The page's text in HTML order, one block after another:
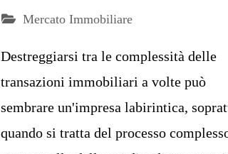
Mercato Immobiliare
Destreggiarsi tra le complessità delle
transazioni immobiliari a volte può
sembrare un'impresa labirintica,
quando si tratta del processo